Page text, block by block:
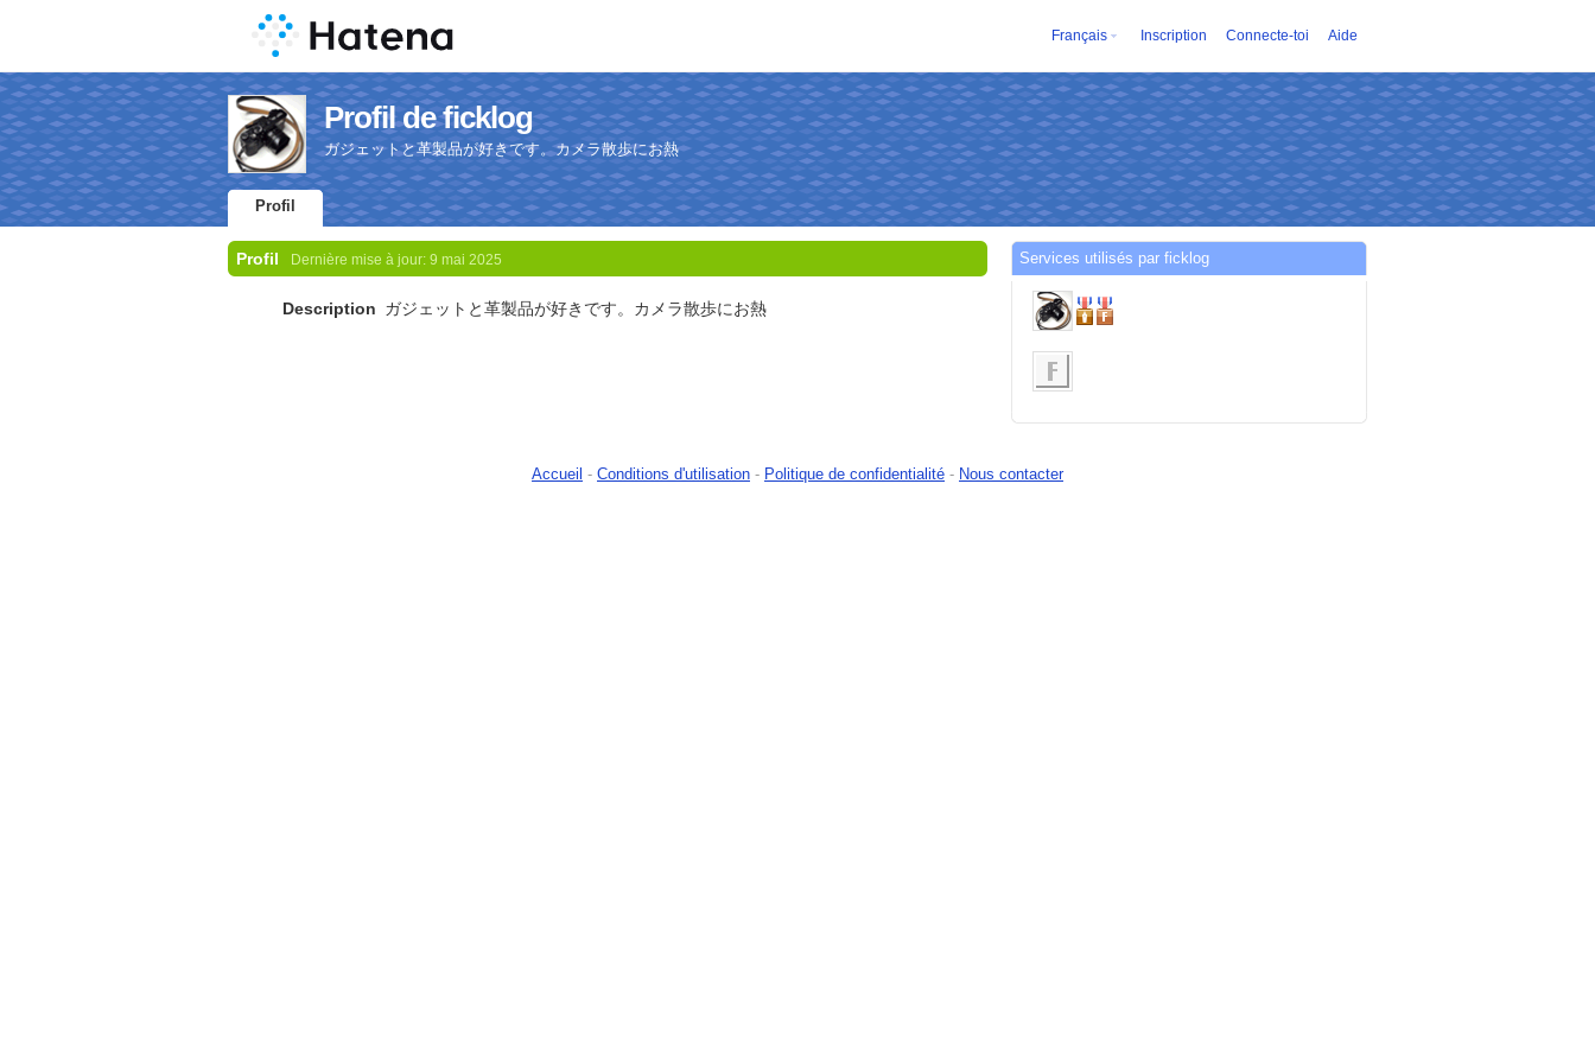
Français Inscription Connecte-toi Aide
Profil de ficklog
ガジェットと革製品が好きです。カメラ散歩にお熱
Profil
Profil Dernière mise à jour: 9 mai 2025
Description ガジェットと革製品が好きです。カメラ散歩にお熱
Services utilisés par ficklog
Accueil - Conditions d'utilisation - Politique de confidentialité - Nous contacter